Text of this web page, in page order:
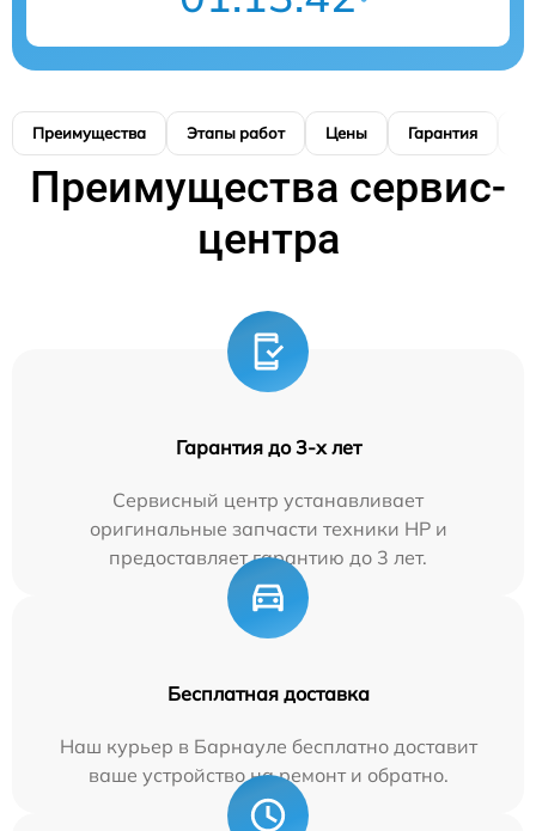
Преимущества Этапы работ Цены Гарантия
Преимущества сервис-
центра
Гарантия до 3-х лет
Сервисный центр устанавливает
оригинальные запчасти техники HP и
предоставляет гарантию до 3 лет.
Бесплатная доставка
Наш курьер в Барнауле бесплатно доставит
ваше устройство на ремонт и обратно.